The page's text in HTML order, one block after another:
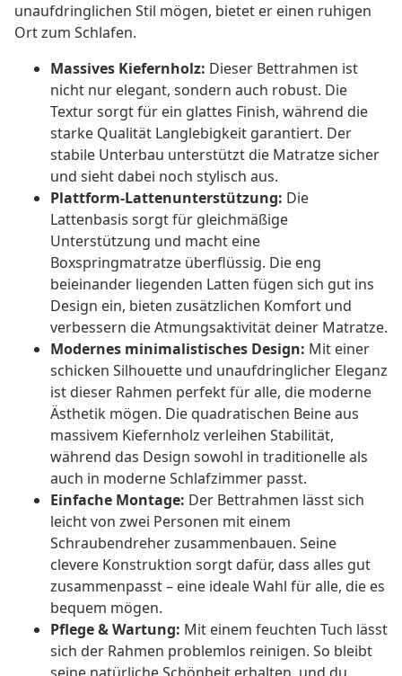
unaufdringlichen Stil mögen, bietet er einen ruhigen
Ort zum Schlafen.
Massives Kiefernholz: Dieser Bettrahmen ist
nicht nur elegant, sondern auch robust. Die
Textur sorgt für ein glattes Finish, während die
starke Qualität Langlebigkeit garantiert. Der
stabile Unterbau unterstützt die Matratze sicher
und sieht dabei noch stylisch aus.
Plattform-Lattenunterstützung: Die
Lattenbasis sorgt für gleichmäßige
Unterstützung und macht eine
Boxspringmatratze überflüssig. Die eng
beieinander liegenden Latten fügen sich gut ins
Design ein, bieten zusätzlichen Komfort und
verbessern die Atmungsaktivität deiner Matratze.
Modernes minimalistisches Design: Mit einer
schicken Silhouette und unaufdringlicher Eleganz
ist dieser Rahmen perfekt für alle, die moderne
Ästhetik mögen. Die quadratischen Beine aus
massivem Kiefernholz verleihen Stabilität,
während das Design sowohl in traditionelle als
auch in moderne Schlafzimmer passt.
Einfache Montage: Der Bettrahmen lässt sich
leicht von zwei Personen mit einem
Schraubendreher zusammenbauen. Seine
clevere Konstruktion sorgt dafür, dass alles gut
zusammenpasst – eine ideale Wahl für alle, die es
bequem mögen.
Pflege & Wartung: Mit einem feuchten Tuch lässt
sich der Rahmen problemlos reinigen. So bleibt